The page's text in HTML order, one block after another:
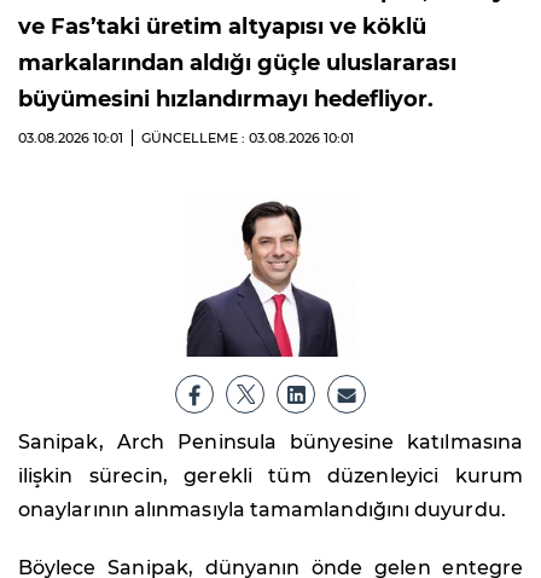
ve Fas’taki üretim altyapısı ve köklü
markalarından aldığı güçle uluslararası
büyümesini hızlandırmayı hedefliyor.
03.08.2026 10:01 GÜNCELLEME : 03.08.2026 10:01
Sanipak, Arch Peninsula bünyesine katılmasına
ilişkin sürecin, gerekli tüm düzenleyici kurum
onaylarının alınmasıyla tamamlandığını duyurdu.
Böylece Sanipak, dünyanın önde gelen entegre